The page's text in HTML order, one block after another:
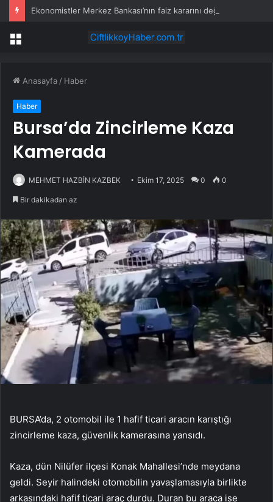
Menü
Anasayfa / Haber
Haber
Bursa’da Zincirleme Kaza
Kamerada
MEHMET HAZBİN KAZBEK Ekim 17, 2025 0 0
Bir dakikadan az
BURSA’da, 2 otomobil ile 1 hafif ticari aracın karıştığı
zincirleme kaza, güvenlik kamerasına yansıdı.
Kaza, dün Nilüfer ilçesi Konak Mahallesi’nde meydana
geldi. Seyir halindeki otomobilin yavaşlamasıyla birlikte
arkasındaki hafif ticari araç durdu. Duran bu araca ise